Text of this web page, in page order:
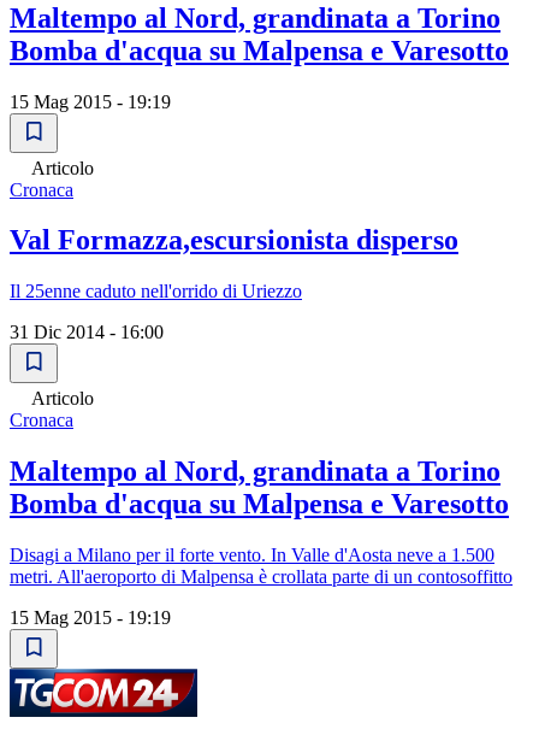
Maltempo al Nord, grandinata a Torino
Bomba d'acqua su Malpensa e Varesotto
15 Mag 2015 - 19:19
Articolo
Cronaca
Val Formazza,escursionista disperso
Il 25enne caduto nell'orrido di Uriezzo
31 Dic 2014 - 16:00
Articolo
Cronaca
Maltempo al Nord, grandinata a Torino
Bomba d'acqua su Malpensa e Varesotto
Disagi a Milano per il forte vento. In Valle d'Aosta neve a 1.500
metri. All'aeroporto di Malpensa è crollata parte di un contosoffitto
15 Mag 2015 - 19:19